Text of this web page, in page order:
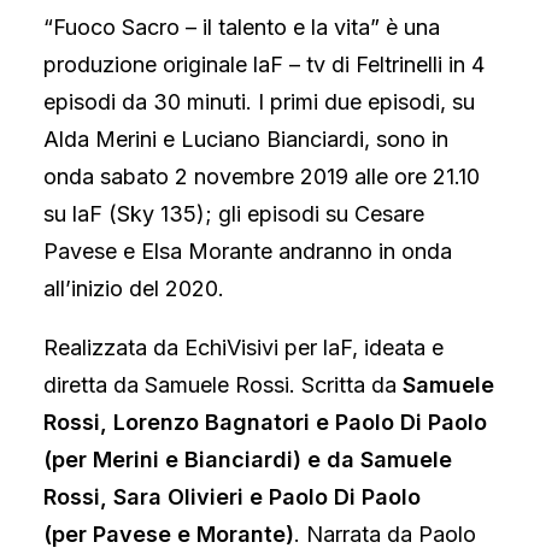
“Fuoco Sacro – il talento e la vita” è una
produzione originale laF – tv di Feltrinelli in 4
episodi da 30 minuti. I primi due episodi, su
Alda Merini e Luciano Bianciardi, sono in
onda sabato 2 novembre 2019 alle ore 21.10
su laF (Sky 135); gli episodi su Cesare
Pavese e Elsa Morante andranno in onda
all’inizio del 2020.
Realizzata da EchiVisivi per laF, ideata e
diretta da Samuele Rossi. Scritta da Samuele
Rossi, Lorenzo Bagnatori e Paolo Di Paolo
(per Merini e Bianciardi) e da Samuele
Rossi, Sara Olivieri e Paolo Di Paolo
(per Pavese e Morante). Narrata da Paolo